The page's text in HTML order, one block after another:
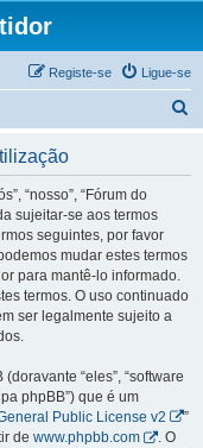
Ligue-se
Registe-se
“nosso”, “Fórum do
sujeitar-se aos termos
seguintes, por favor
mudar estes termos
para mantê-lo informado.
termos. O uso continuado
ser legalmente sujeito a
“eles”, “software
phpBB”) que é um
Public License v2
”
de www.phpbb.com
. O